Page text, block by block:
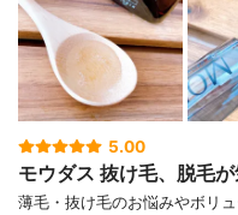
5.00
モウダス 抜け毛、脱毛
薄毛・抜け毛のお悩みやボリ